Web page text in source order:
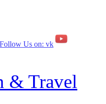
& Travel